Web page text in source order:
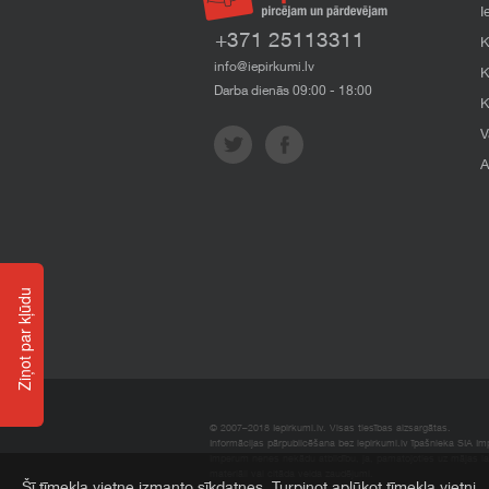
+371 25113311
info@iepirkumi.lv
Darba dienās 09:00 - 18:00
© 2007–2018 Iepirkumi.lv. Visas tiesības aizsargātas.
Informācijas pārpublicēšana bez iepirkumi.lv īpašnieka SIA
Ziņot par kļūdu